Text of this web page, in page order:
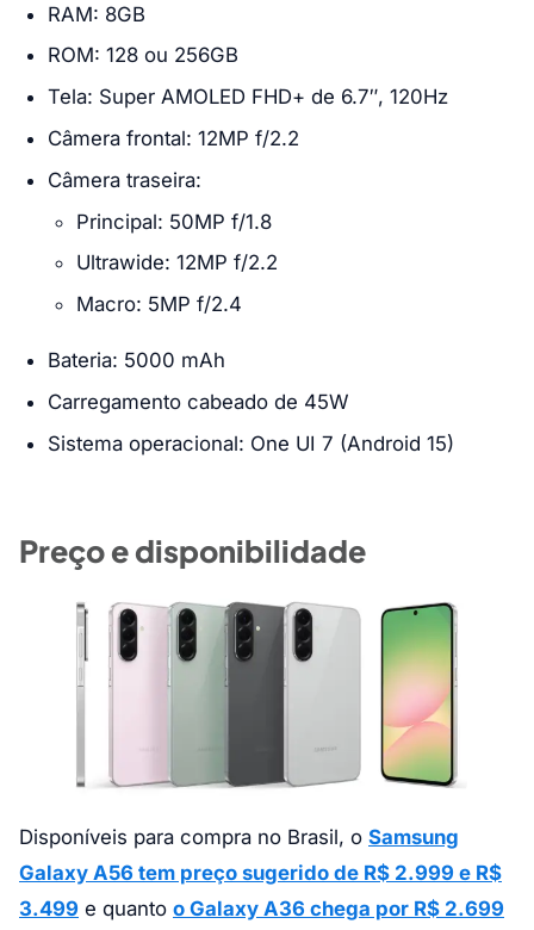
RAM: 8GB
ROM: 128 ou 256GB
Tela: Super AMOLED FHD+ de 6.7″, 120Hz
Câmera frontal: 12MP f/2.2
Câmera traseira:
Principal: 50MP f/1.8
Ultrawide: 12MP f/2.2
Macro: 5MP f/2.4
Bateria: 5000 mAh
Carregamento cabeado de 45W
Sistema operacional: One UI 7 (Android 15)
Preço e disponibilidade
Disponíveis para compra no Brasil, o Samsung
Galaxy A56 tem preço sugerido de R$ 2.999 e R$
3.499 e quanto o Galaxy A36 chega por R$ 2.699